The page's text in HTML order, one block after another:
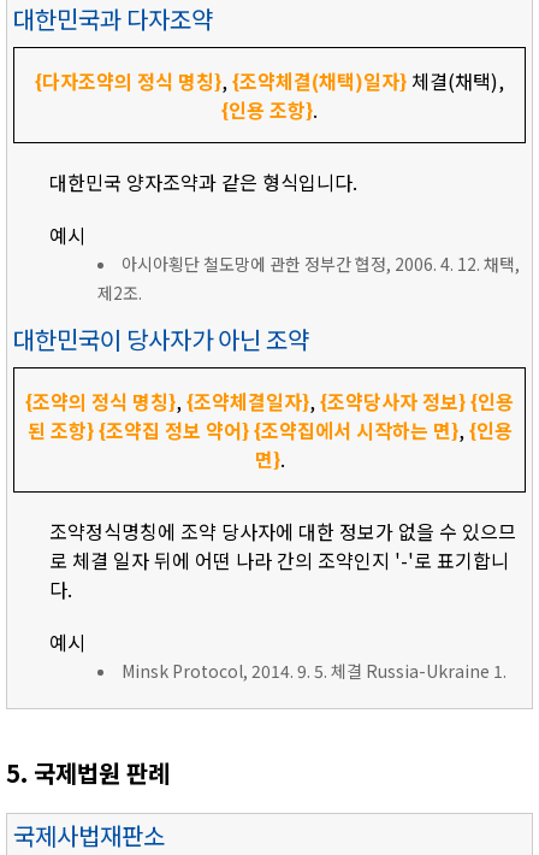
대한민국과 다자조약
{다자조약의 정식 명칭},{조약체결(채택)일자} 체결(채택),
{인용 조항}.
대한민국 양자조약과 같은 형식입니다.
예시
아시아횡단 철도망에 관한 정부간 협정, 2006. 4. 12. 채택,
제2조.
대한민국이 당사자가 아닌 조약
{조약의 정식 명칭},{조약체결일자},{조약당사자 정보}{인용
된 조항}{조약집 정보 약어}{조약집에서 시작하는 면},{인용
면}.
조약정식명칭에 조약 당사자에 대한 정보가 없을 수 있으므
로 체결 일자 뒤에 어떤 나라 간의 조약인지 '-'로 표기합니
다.
예시
Minsk Protocol, 2014. 9. 5. 체결 Russia-Ukraine 1.
5. 국제법원 판례
국제사법재판소